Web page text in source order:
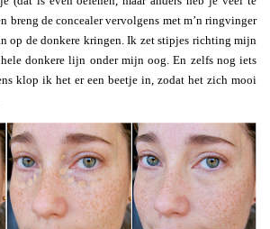
breng de concealer vervolgens met m’n ringvinger
op de donkere kringen. Ik zet stipjes richting mijn
donkere lijn onder mijn oog. En zelfs nog iets
klop ik het er een beetje in, zodat het zich mooi